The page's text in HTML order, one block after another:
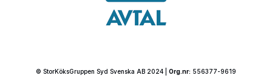
© StorKöksGruppen Syd Svenska AB 2024 | Org.nr: 556377-9619